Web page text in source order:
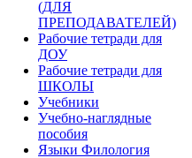
(ДЛЯ
ПРЕПОДАВАТЕЛЕЙ)
Рабочие тетради для
ДОУ
Рабочие тетради для
ШКОЛЫ
Учебники
Учебно-наглядные
пособия
Языки Филология